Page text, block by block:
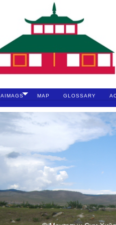
AIMAGS MAP GLOSSARY